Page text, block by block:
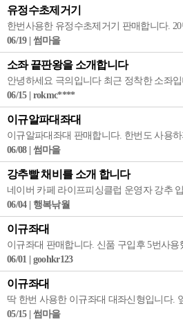
유정수초제거기
한번사용한 유정수초제거기 판매합니다. 20
06/19 | 썸마을
소좌 끝판왕을 소개합니다
안녕하세요 극의입니다 최근 정착한 소좌
06/15 | rokmc****
이규알파대좌대
이규알파대좌대 판매합니다. 한번도 사용
06/08 | 썸마을
강추빨 채비를 소개 합니다
네이버 카페 라이프피싱클럽 운영자 강추
06/04 | 행복낚월
이규좌대
이규좌대 판매합니다. 신품 구입후 5번사
06/01 | goohkr123
이규좌대
딱 한번 사용한 이규좌대 대좌신형입니다.
05/15 | 썸마을